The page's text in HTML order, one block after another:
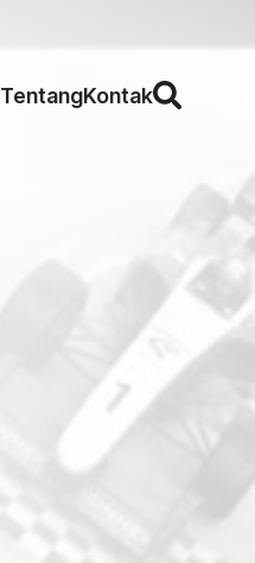
TentangKontak